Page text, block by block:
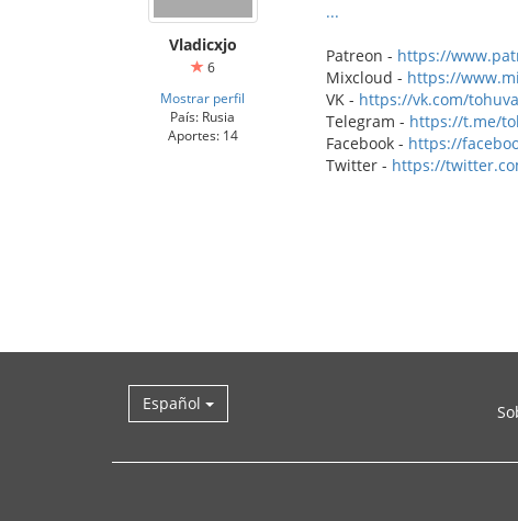
Vladicxjo
6
Mostrar perfil
País: Rusia
Aportes: 14
...
Patreon - https://
Mixcloud - https://
VK - https://vk.com/
Telegram - https://t.me/
Facebook - https://
Twitter - https://
Español